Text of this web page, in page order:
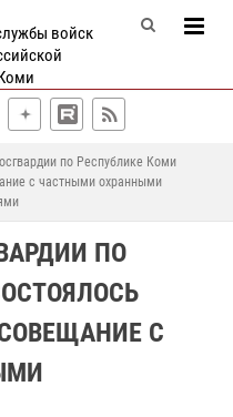
войск
по Республике Коми
с частными охранными
ПО
С